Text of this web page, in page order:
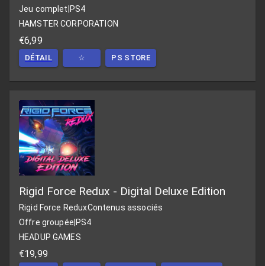
Jeu complet PS4
HAMSTER CORPORATION
€6,99
DÉTAIL ☆ PS STORE
Rigid Force Redux - Digital Deluxe Edition
Rigid Force ReduxContenus associés
Offre groupée PS4
HEADUP GAMES
€19,99